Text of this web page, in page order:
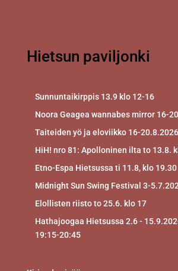
Hietsun paviljonki
Sunnuntaikirppis 13.9 klo 12-16
Noora Geagea wannabes mirror 16-
Taiteiden yö ja eloviikko 16-20.8.2026
HiH! nro 81: Apolloninen ilta to 13.8.
Etno-Espa Hietsussa ti 11.8, klo 19.30
Midnight Sun Swing Festival 3-
Elollisten riisto to 25.6. klo 17
Hathajoogaa Hietsussa 2.6 -
19:15-20:45